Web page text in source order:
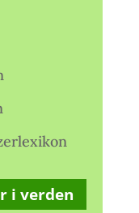
i verden